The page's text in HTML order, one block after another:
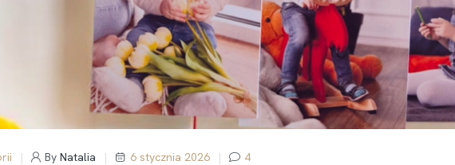
By Natalia 6 stycznia 2026 4